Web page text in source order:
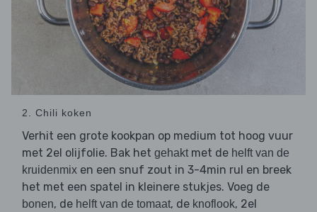
2. Chili koken
Verhit een grote kookpan op medium tot hoog vuur
met 2el olijfolie. Bak het gehaktmet de helft van de
kruidenmix en een snuf zout in 3-4min rul en breek
het met een spatel in kleinere stukjes. Voeg de
bonen, de helft van de tomaat, de knoflook, 2el